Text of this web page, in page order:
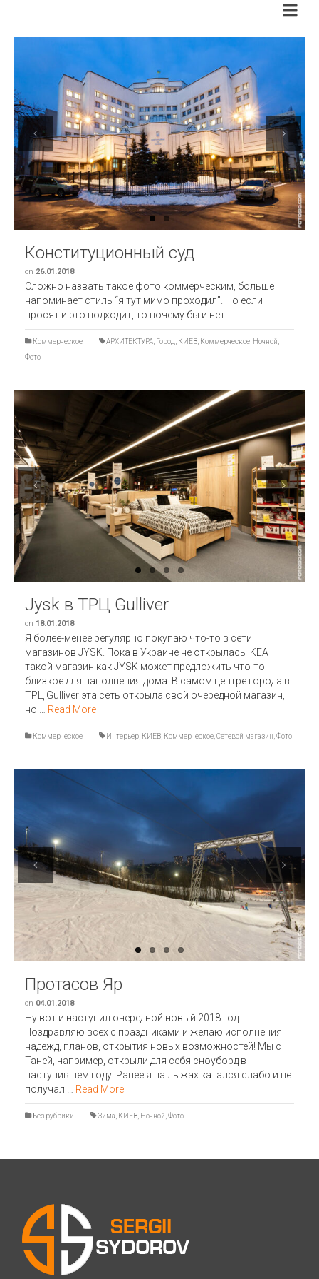
Previous Next
Конституционный суд
on 26.01.2018
Сложно назвать такое фото коммерческим, больше
напоминает стиль “я тут мимо проходил”. Но если
просят и это подходит, то почему бы и нет.
Коммерческое АРХИТЕКТУРА Город КИЕВ Коммерческое Ночной
Фото
Previous Next
Jysk в ТРЦ Gulliver
on 18.01.2018
Я более-менее регулярно покупаю что-то в сети
магазинов JYSK. Пока в Украине не открылась IKEA
такой магазин как JYSK может предложить что-то
близкое для наполнения дома. В самом центре города в
ТРЦ Gulliver эта сеть открыла свой очередной магазин,
но … Read More
Коммерческое Интерьер КИЕВ Коммерческое Сетевой магазин Фото
Previous Next
Протасов Яр
on 04.01.2018
Ну вот и наступил очередной новый 2018 год.
Поздравляю всех с праздниками и желаю исполнения
надежд, планов, открытия новых возможностей! Мы с
Таней, например, открыли для себя сноуборд в
наступившем году. Ранее я на лыжах катался слабо и не
получал … Read More
Без рубрики Зима КИЕВ Ночной Фото